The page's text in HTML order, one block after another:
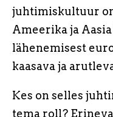
juhtimiskultuur
Ameerika ja
lähenemisest
kaasava ja
Kes on selles
tema roll?